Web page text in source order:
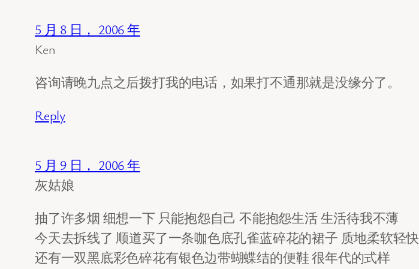
5 月 8 日， 2006 年
Ken
咨询请晚九点之后拨打我的电话，如果打不通那就是没缘分了。
Reply
5 月 9 日， 2006 年
灰姑娘
抽了许多烟 细想一下 只能抱怨自己 不能抱怨生活 生活待我不薄
今天去拆线了 顺道买了一条咖色底孔雀蓝碎花的裙子 质地柔软轻快
还有一双黑底彩色碎花有银色边带蝴蝶结的便鞋 很年代的式样